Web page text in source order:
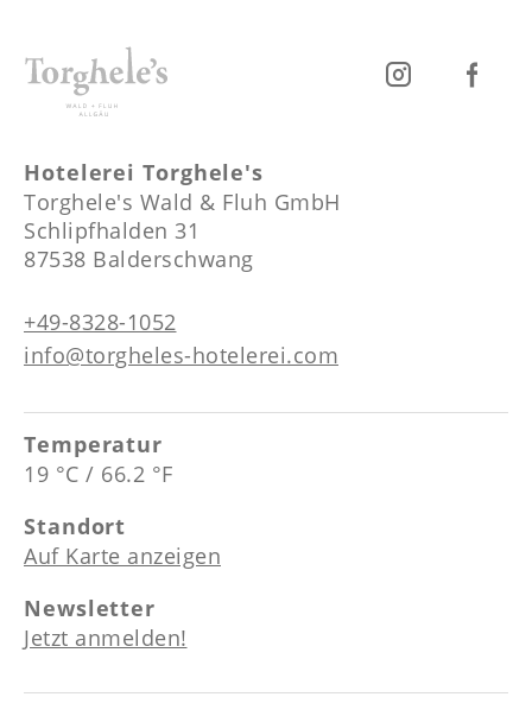
----
Hotelerei Torghele's
Torghele's Wald & Fluh GmbH
Schlipfhalden 31
87538 Balderschwang
+49-8328-1052
info@torgheles-hotelerei.com
Temperatur
19 °C / 66.2 °F
Standort
Auf Karte anzeigen
Newsletter
Jetzt anmelden!